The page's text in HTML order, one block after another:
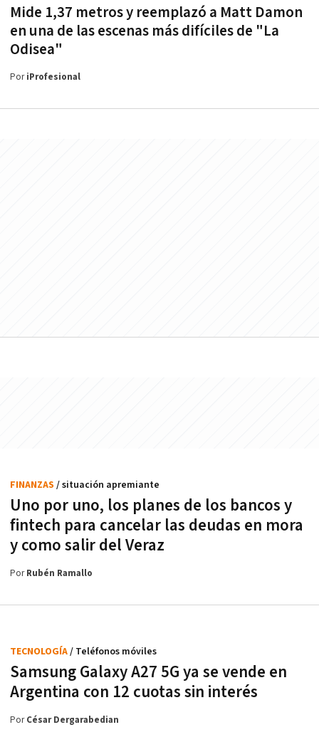
Mide 1,37 metros y reemplazó a Matt Damon
en una de las escenas más difíciles de "La
Odisea"
PoriProfesional
Uno por uno, los planes de los bancos y
fintech para cancelar las deudas en mora
y como salir del Veraz
FINANZAS / situación apremiante
PorRubén Ramallo
Samsung Galaxy A27 5G ya se vende en
Argentina con 12 cuotas sin interés
TECNOLOGÍA/ Teléfonos móviles
PorCésar Dergarabedian